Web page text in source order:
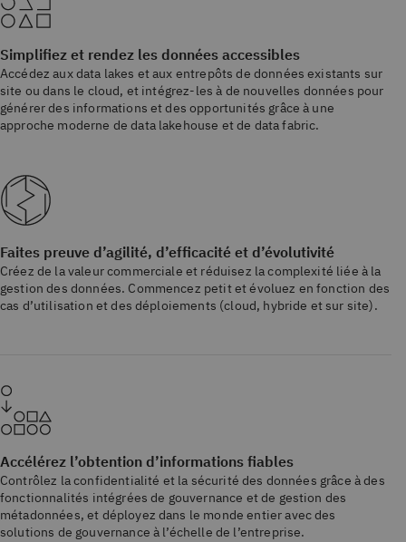
Simplifiez et rendez les données accessibles
Accédez aux data lakes et aux entrepôts de données existants sur
site ou dans le cloud, et intégrez-les à de nouvelles données pour
générer des informations et des opportunités grâce à une
approche moderne de data lakehouse et de data fabric.
Faites preuve d’agilité, d’efficacité et d’évolutivité
Créez de la valeur commerciale et réduisez la complexité liée à la
gestion des données. Commencez petit et évoluez en fonction des
cas d’utilisation et des déploiements (cloud, hybride et sur site).
Accélérez l’obtention d’informations fiables
Contrôlez la confidentialité et la sécurité des données grâce à des
fonctionnalités intégrées de gouvernance et de gestion des
métadonnées, et déployez dans le monde entier avec des
solutions de gouvernance à l’échelle de l’entreprise.